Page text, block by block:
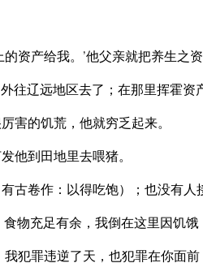
资产给我。’他父亲就把养生之资
往辽远地区去了；在那里挥霍资
害的饥荒，他就穷乏起来。
他到田地里去喂猪。
古卷作：以得吃饱）；也没有人
物充足有余，我倒在这里因饥
犯罪违逆了天，也犯罪在你面前